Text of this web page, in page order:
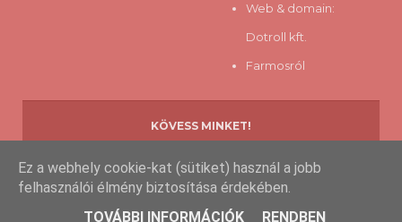
Web & domain:
Dotroll kft.
Farmosról
KÖVESS MINKET!
Ez a webhely cookie-kat (sütiket) használ a jobb
felhasználói élmény biztosítása érdekében.
TOVÁBBI INFORMÁCIÓK
RENDBEN